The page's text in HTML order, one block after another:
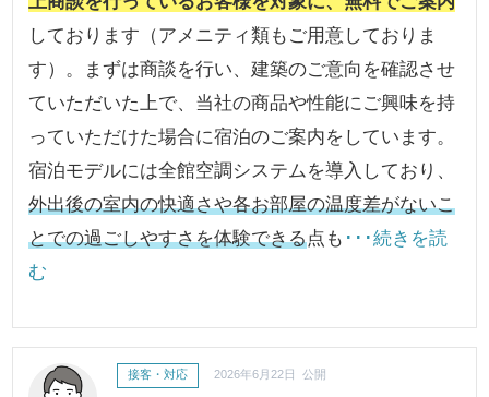
しております（アメニティ類もご用意しておりま
す）。まずは商談を行い、建築のご意向を確認させ
ていただいた上で、当社の商品や性能にご興味を持
っていただけた場合に宿泊のご案内をしています。
宿泊モデルには全館空調システムを導入しており、
外出後の室内の快適さや各お部屋の温度差がないこ
とでの過ごしやすさを体験できる点も ･･･続きを読
む
接客・対応 2026年6月22日 公開